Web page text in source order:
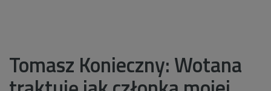
Tomasz Konieczny: Wotana